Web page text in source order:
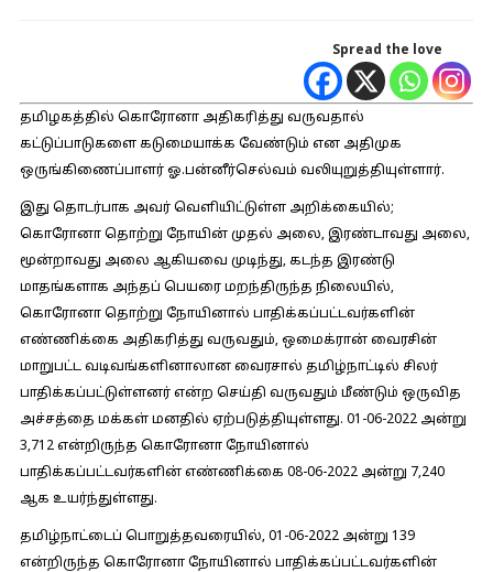
Spread the love
தமிழகத்தில் கொரோனா அதிகரித்து வருவதால்
கட்டுப்பாடுகளை கடுமையாக்க வேண்டும் என அதிமுக
ஒருங்கிணைப்பாளர் ஓ.பன்னீர்செல்வம் வலியுறுத்தியுள்ளார்.
இது தொடர்பாக அவர் வெளியிட்டுள்ள அறிக்கையில்;
கொரோனா தொற்று நோயின் முதல் அலை, இரண்டாவது அலை,
மூன்றாவது அலை ஆகியவை முடிந்து, கடந்த இரண்டு
மாதங்களாக அந்தப் பெயரை மறந்திருந்த நிலையில்,
கொரோனா தொற்று நோயினால் பாதிக்கப்பட்டவர்களின்
எண்ணிக்கை அதிகரித்து வருவதும், ஒமைக்ரான் வைரசின்
மாறுபட்ட வடிவங்களினாலான வைரசால் தமிழ்நாட்டில் சிலர்
பாதிக்கப்பட்டுள்ளனர் என்ற செய்தி வருவதும் மீண்டும் ஒருவித
அச்சத்தை மக்கள் மனதில் ஏற்படுத்தியுள்ளது. 01-06-2022 அன்று
3,712 என்றிருந்த கொரோனா நோயினால்
பாதிக்கப்பட்டவர்களின் எண்ணிக்கை 08-06-2022 அன்று 7,240
ஆக உயர்ந்துள்ளது.
தமிழ்நாட்டைப் பொறுத்தவரையில், 01-06-2022 அன்று 139
என்றிருந்த கொரோனா நோயினால் பாதிக்கப்பட்டவர்களின்